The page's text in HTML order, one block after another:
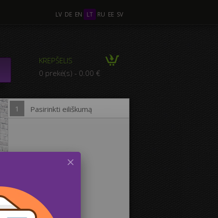
LV DE EN LT RU EE SV
KREPŠELIS
0 prekė(s) - 0.00 €
1 Pasirinkti eiliškumą
iš kelių